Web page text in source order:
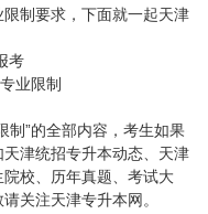
制要求，下面就一起天津
业限制
”的全部内容，考生如果
津统招专升本动态、天津
校、历年真题、考试大
关注天津专升本网。